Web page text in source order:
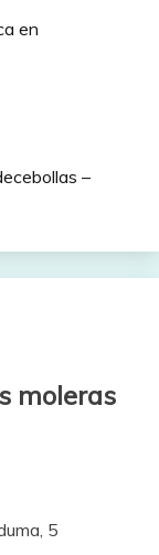
en
–
moleras
5